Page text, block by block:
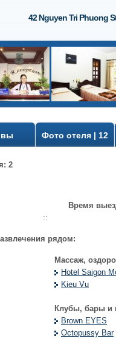
42 Nguyen Tri Phuong
Фото отеля | 12
2
Время
::
рядом:
Массаж,
Hotel Saigon
Kieu Vu
Клубы, бары и
Brown EYES
Octopussy Bar